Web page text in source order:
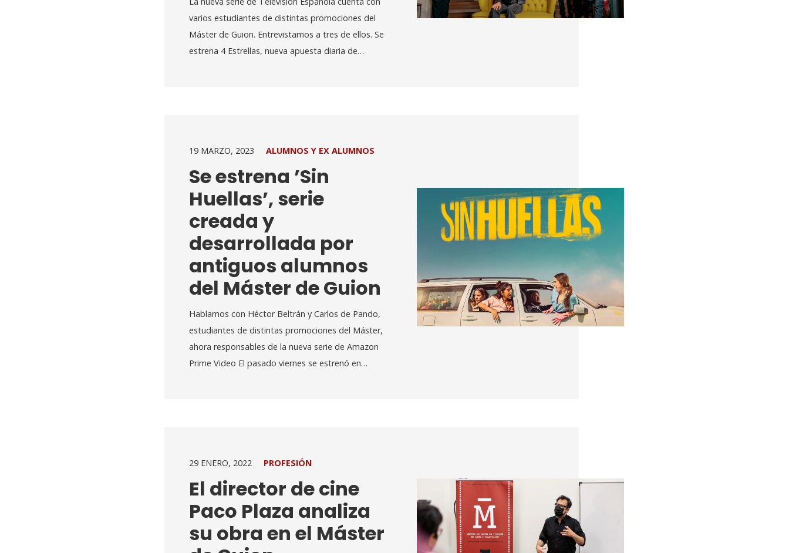
varios estudiantes de distintas promociones del
Máster de Guion. Entrevistamos a tres de ellos. Se
estrena 4 Estrellas, nueva apuesta diaria de…
19 MARZO, 2023 ALUMNOS Y EX ALUMNOS
Se estrena ’Sin
Huellas’, serie
creada y
desarrollada por
antiguos alumnos
del Máster de Guion
Hablamos con Héctor Beltrán y Carlos de Pando,
estudiantes de distintas promociones del Máster,
ahora responsables de la nueva serie de Amazon
Prime Video El pasado viernes se estrenó en…
29 ENERO, 2022 PROFESIÓN
El director de cine
Paco Plaza analiza
su obra en el Máster